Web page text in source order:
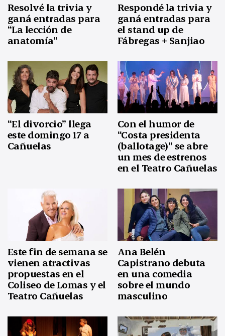
Resolvé la trivia y
ganá entradas para
“La lección de
anatomía”
Respondé la trivia y
ganá entradas para
el stand up de
Fábregas + Sanjiao
“El divorcio” llega
este domingo 17 a
Cañuelas
Con el humor de
“Costa presidenta
(ballotage)” se abre
un mes de estrenos
en el Teatro Cañuelas
Este fin de semana se
vienen atractivas
propuestas en el
Coliseo de Lomas y el
Teatro Cañuelas
Ana Belén
Capistrano debuta
en una comedia
sobre el mundo
masculino